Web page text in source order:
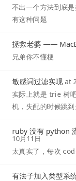
不出一个方法到底
有这种问题
拯救老婆 ——
兄弟你不懂梗
敏感词过滤实现 at
实际上就是 trie 树
机，失配的时候跳
ruby 没有 python
10月11日
太真实了，每次
有法子加入类型系